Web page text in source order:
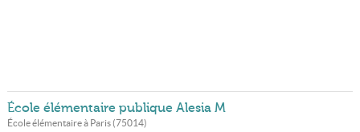
École élémentaire publique Alesia M
École élémentaire à Paris(75014)